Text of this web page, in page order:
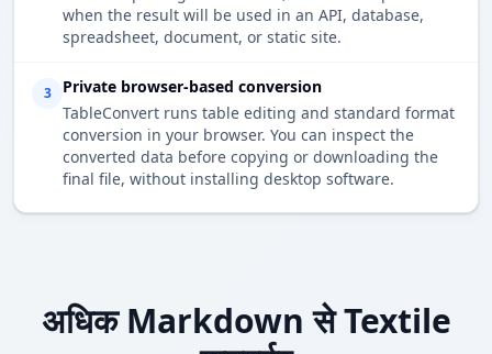
when the result will be used in an API, database,
spreadsheet, document, or static site.
3
Private browser-based conversion
TableConvert runs table editing and standard format
conversion in your browser. You can inspect the
converted data before copying or downloading the
final file, without installing desktop software.
अधिक Markdown से Textile